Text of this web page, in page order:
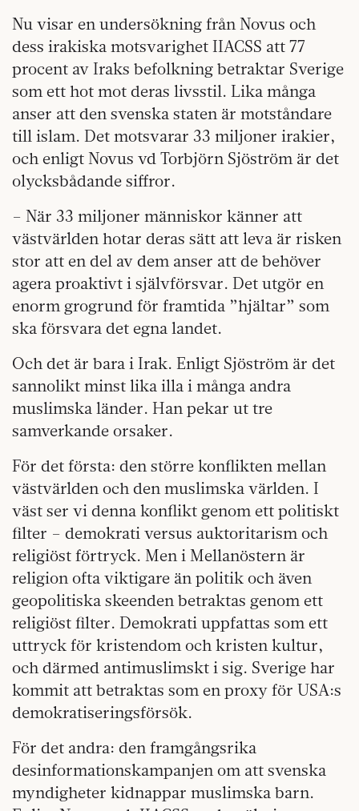
Nu visar en undersökning från Novus och
dess irakiska motsvarighet IIACSS att 77
procent av Iraks befolkning betraktar Sverige
som ett hot mot deras livsstil. Lika många
anser att den svenska staten är motståndare
till islam. Det motsvarar 33 miljoner irakier,
och enligt Novus vd Torbjörn Sjöström är det
olycksbådande siffror.
– När 33 miljoner människor känner att
västvärlden hotar deras sätt att leva är risken
stor att en del av dem anser att de behöver
agera proaktivt i självförsvar. Det utgör en
enorm grogrund för framtida ”hjältar” som
ska försvara det egna landet.
Och det är bara i Irak. Enligt Sjöström är det
sannolikt minst lika illa i många andra
muslimska länder. Han pekar ut tre
samverkande orsaker.
För det första: den större konflikten mellan
västvärlden och den muslimska världen. I
väst ser vi denna konflikt genom ett politiskt
filter – demokrati versus auktoritarism och
religiöst förtryck. Men i Mellanöstern är
religion ofta viktigare än politik och även
geopolitiska skeenden betraktas genom ett
religiöst filter. Demokrati uppfattas som ett
uttryck för kristendom och kristen kultur,
och därmed antimuslimskt i sig. Sverige har
kommit att betraktas som en proxy för USA:s
demokratiseringsförsök.
För det andra: den framgångsrika
desinformationskampanjen om att svenska
myndigheter kidnappar muslimska barn.